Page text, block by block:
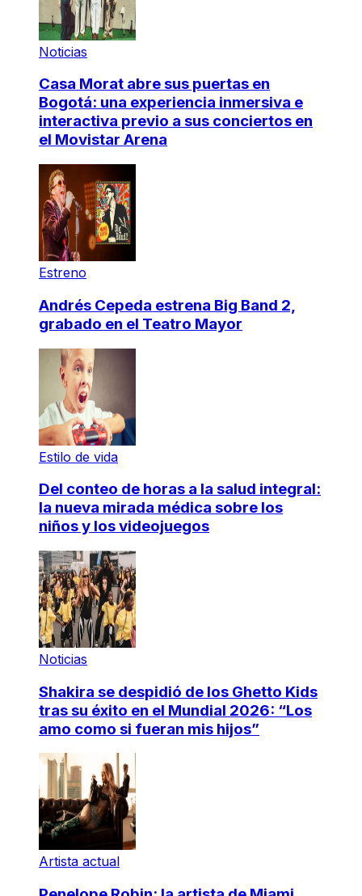
Noticias
Casa Morat abre sus puertas en
Bogotá: una experiencia inmersiva e
interactiva previo a sus conciertos en
el Movistar Arena
Estreno
Andrés Cepeda estrena Big Band 2,
grabado en el Teatro Mayor
Estilo de vida
Del conteo de horas a la salud integral:
la nueva mirada médica sobre los
niños y los videojuegos
Noticias
Shakira se despidió de los Ghetto Kids
tras su éxito en el Mundial 2026: “Los
amo como si fueran mis hijos”
Artista actual